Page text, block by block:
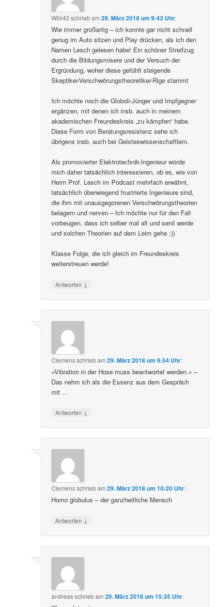
Willi42 schriebam29. März 2018 um 9:43 Uhr:
Wie immer großartig – ich konnte gar nicht schnell
genug im Auto sitzen und Play drücken, als ich den
Namen Lesch gelesen habe! Ein schöner Streifzug
durch die Bildungsmisere und der Versuch der
Ergründung, woher diese gefühlt steigende
Skeptiker-Verschwörungstheoretiker-Rige stammt
Ich möchte noch die Globoli-Jünger und Impfgegner
ergänzen, mit denen ich insb. auch in meinem
akademischen Freundeskreis „zu kämpfen“ habe.
Diese Form von Beratungsresistenz sehe ich
übrigens insb. auch bei Geisteswissenschaftlern.
Als promovierter Elektrotechnik-Ingenieur würde
mich daher tatsächlich interessieren, ob es, wie von
Herrn Prof. Lesch im Podcast mehrfach erwähnt,
tatsächlich überwiegend frustrierte Ingenieure sind,
die ihm mit unausgegorenen Verschwörungstheorien
belagern und nerven – Ich möchte nur für den Fall
vorbeugen, dass ich selber mal alt und senil werde
und solchen Theorien auf dem Leim gehe ;))
Klasse Folge, die ich gleich im Freundeskreis
weiterstreuen werde!
Antworten ↓
Clemensschriebam29. März 2018 um 9:54 Uhr:
»Vibration in der Hose muss beantwortet werden.« –
Das nehm ich als die Essenz aus dem Gespräch
mit …
Antworten ↓
Clemensschriebam29. März 2018 um 10:20 Uhr:
Homo globulus – der ganzheitliche Mensch
Antworten ↓
andreasschriebam29. März 2018 um 15:35 Uhr: